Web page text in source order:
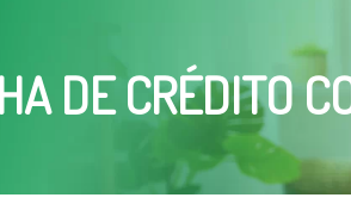
DE CRÉDITO